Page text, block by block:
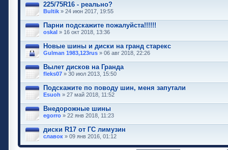
225/75R16 - реально?
Bultik » 24 июн 2017, 19:55
Парни подскажите пожалуйста!!!!!!
oskal » 16 окт 2018, 13:36
Новые шины и диски на гранд старекс
Gulman 1983,123rus » 06 авг 2018, 22:26
Вылет дисков на Гранда
fleks07 » 30 июл 2013, 15:50
Подскажите по поводу шин, меня запутали
Esuoh » 27 май 2018, 11:52
Внедорожные шины
egorro » 22 янв 2018, 11:23
диски R17 от ГС лимузин
славок » 09 янв 2016, 01:12